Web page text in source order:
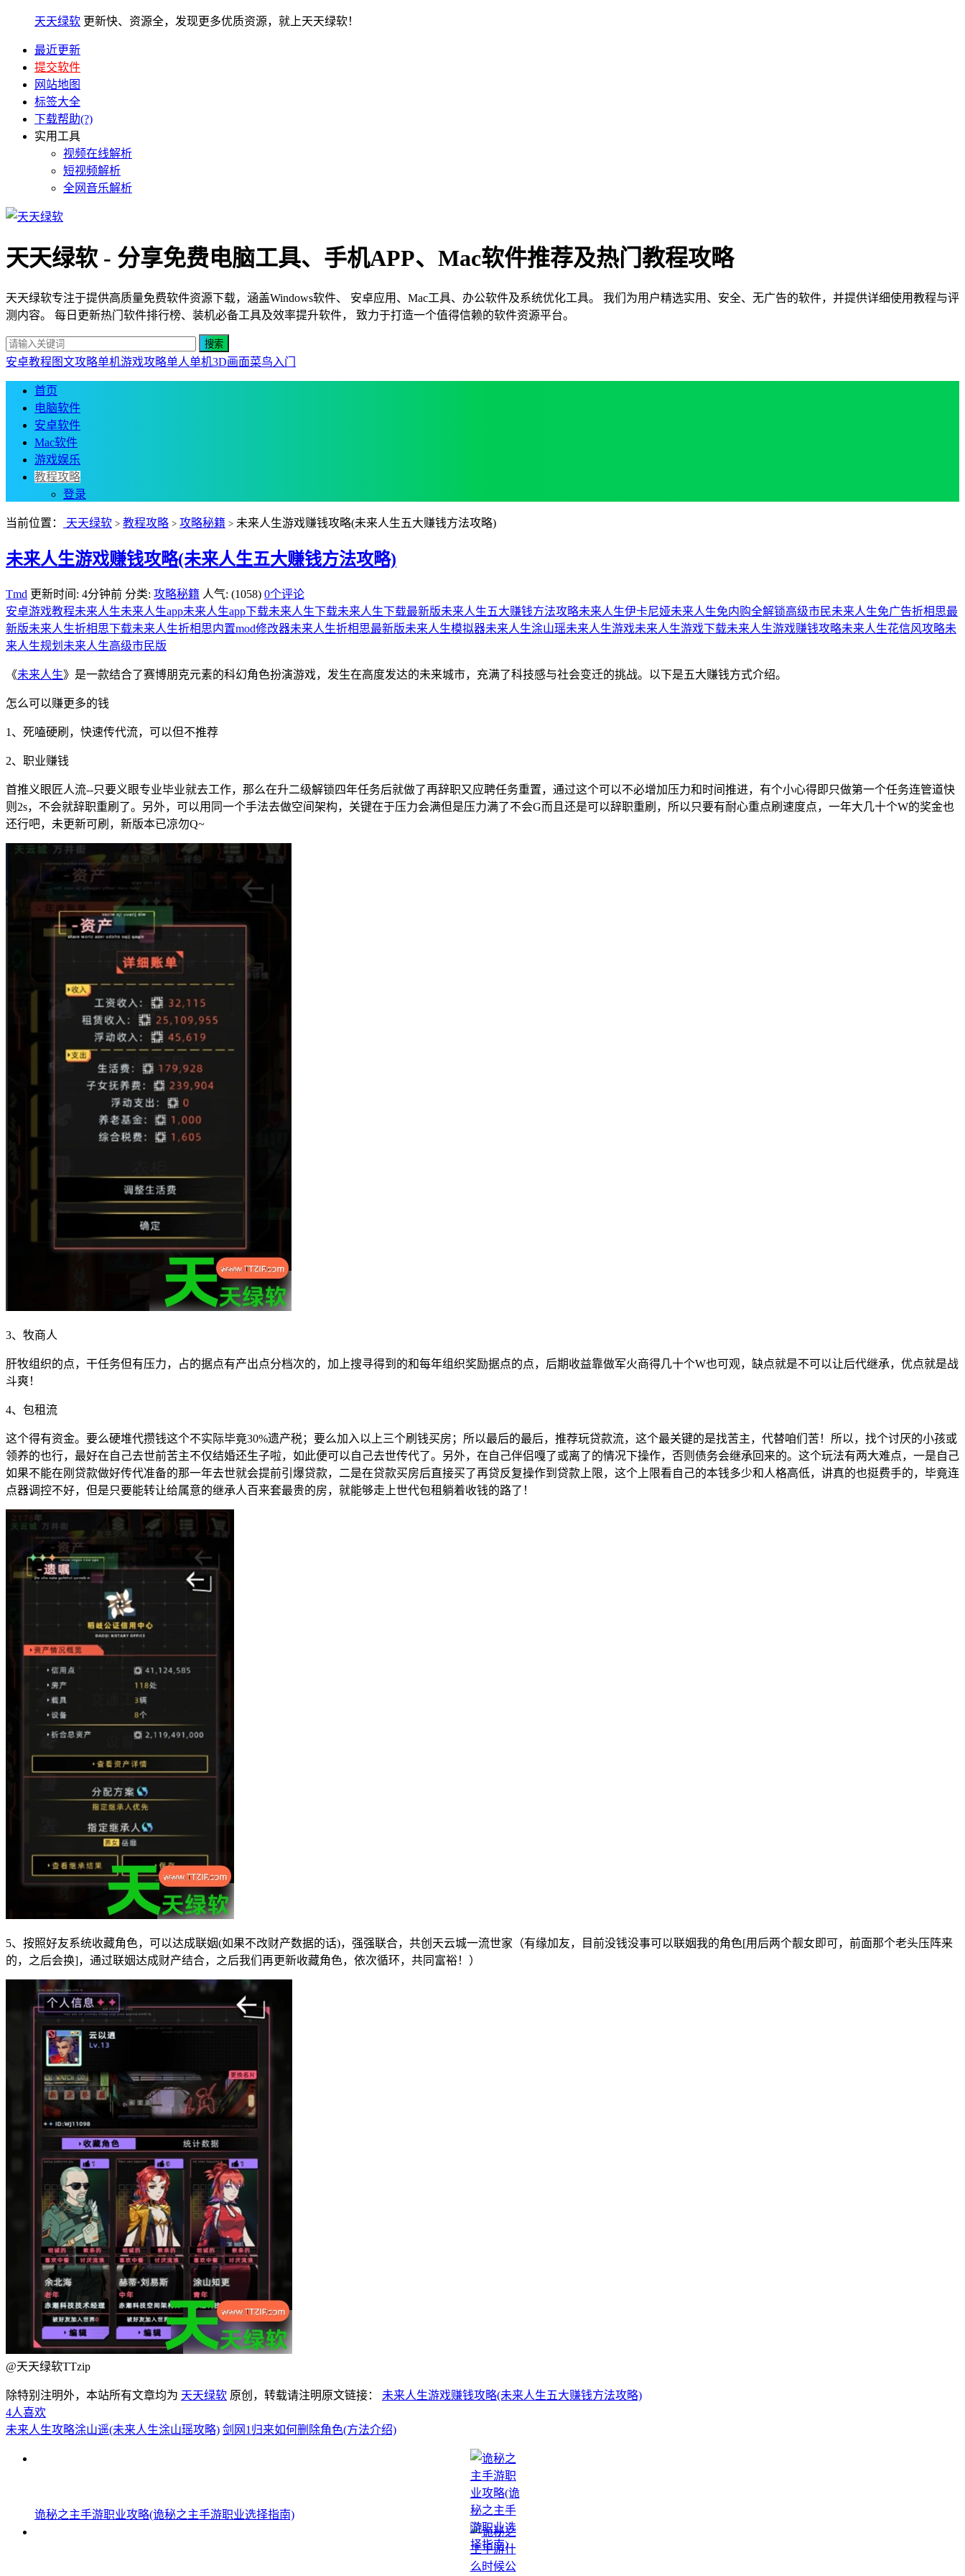
天天绿软 更新快、资源全，发现更多优质资源，就上天天绿软！
最近更新
提交软件
网站地图
标签大全
下载帮助(?)
实用工具
视频在线解析
短视频解析
全网音乐解析
天天绿软 - 分享免费电脑工具、手机APP、Mac软件推荐及热门教程攻略
天天绿软专注于提供高质量免费软件资源下载，涵盖Windows软件、 安卓应用、Mac工具、办公软件及系统优化工具。 我们为用户精选实用、安全、无广告的软件，并提供详细使用教程与评
测内容。 每日更新热门软件排行榜、装机必备工具及效率提升软件， 致力于打造一个值得信赖的软件资源平台。
安卓教程 图文攻略单机游戏攻略单人单机3D画面菜鸟入门
首页
电脑软件
安卓软件
Mac软件
游戏娱乐
教程攻略
登录
当前位置： 天天绿软 > 教程攻略 > 攻略秘籍 > 未来人生游戏赚钱攻略(未来人生五大赚钱方法攻略)
未来人生游戏赚钱攻略(未来人生五大赚钱方法攻略)
Tmd 更新时间: 4分钟前 分类: 攻略秘籍 人气: (1058) 0个评论
安卓游戏教程未来人生未来人生app未来人生app下载未来人生下载未来人生下载最新版未来人生五大赚钱方法攻略未来人生伊卡尼娅未来人生免内购全解锁高级市民未来人生免广告折相思最
新版未来人生折相思下载未来人生折相思内置mod修改器未来人生折相思最新版未来人生模拟器未来人生涂山瑶未来人生游戏未来人生游戏下载未来人生游戏赚钱攻略未来人生花信风攻略未
来人生规划 未来人生高级市民版
《未来人生》是一款结合了赛博朋克元素的科幻角色扮演游戏，发生在高度发达的未来城市，充满了科技感与社会变迁的挑战。以下是五大赚钱方式介绍。
怎么可以赚更多的钱
1、死嗑硬刷，快速传代流，可以但不推荐
2、职业赚钱
首推义眼匠人流--只要义眼专业毕业就去工作，那么在升二级解锁四年任务后就做了再辞职又应聘任务重置，通过这个可以不必增加压力和时间推进，有个小心得即只做第一个任务连管道快
则2s，不会就辞职重刷了。另外，可以用同一个手法去做空间架构，关键在于压力会满但是压力满了不会G而且还是可以辞职重刷，所以只要有耐心重点刷速度点，一年大几十个W的奖金也
还行吧，未更新可刷，新版本已凉勿Q~
3、牧商人
肝牧组织的点，干任务但有压力，占的据点有产出点分档次的，加上搜寻得到的和每年组织奖励据点的点，后期收益靠做军火商得几十个W也可观，缺点就是不可以让后代继承，优点就是战
斗爽！
4、包租流
这个得有资金。要么硬堆代攒钱这个不实际毕竟30%遗产税；要么加入以上三个刷钱买房；所以最后的最后，推荐玩贷款流，这个最关键的是找苦主，代替咱们苦！所以，找个讨厌的小孩或
领养的也行，最好在自己去世前苦主不仅结婚还生子啦，如此便可以自己去世传代了。另外，在自己伴侣嘎了或离了的情况下操作，否则债务会继承回来的。这个玩法有两大难点，一是自己
如果不能在刚贷款做好传代准备的那一年去世就会提前引爆贷款，二是在贷款买房后直接买了再贷反复操作到贷款上限，这个上限看自己的本钱多少和人格高低，讲真的也挺费手的，毕竟连
点器调控不好，但是只要能转让给属意的继承人百来套最贵的房，就能够走上世代包租躺着收钱的路了！
5、按照好友系统收藏角色，可以达成联姻(如果不改财产数据的话)，强强联合，共创天云城一流世家（有缘加友，目前没钱没事可以联姻我的角色[用后两个靓女即可，前面那个老头压阵来
的，之后会换]，通过联姻达成财产结合，之后我们再更新收藏角色，依次循环，共同富裕！）
@天天绿软TTzip
除特别注明外，本站所有文章均为 天天绿软 原创，转载请注明原文链接： 未来人生游戏赚钱攻略(未来人生五大赚钱方法攻略)
4人喜欢
未来人生攻略涂山遥(未来人生涂山瑶攻略) 剑网1归来如何删除角色(方法介绍)
诡秘之主手游职业攻略(诡秘之主手游职业选择指南)